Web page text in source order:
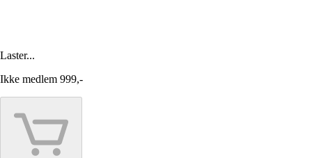
Laster...
Ikke medlem 999,-